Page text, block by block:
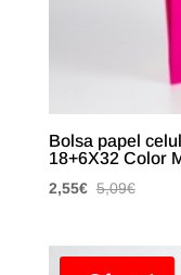
Bolsa papel
18+6X32 Color
2,55€ 5,09€